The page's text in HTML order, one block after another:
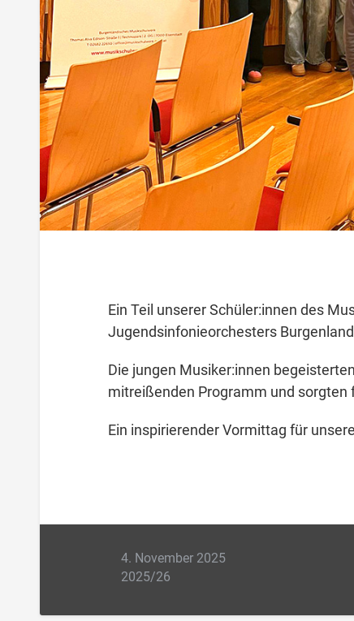
Ein Teil unserer Schüler:innen des
Jugendsinfonieorchesters
Die jungen Musiker:innen
mitreißenden Programm und
Ein inspirierender Vormittag für
4. November 2025
2025/26